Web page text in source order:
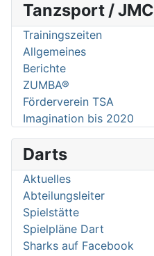
Tanzsport / JMC
Trainingszeiten
Allgemeines
Berichte
ZUMBA®
Förderverein TSA
Imagination bis 2020
Darts
Aktuelles
Abteilungsleiter
Spielstätte
Spielpläne Dart
Sharks auf Facebook